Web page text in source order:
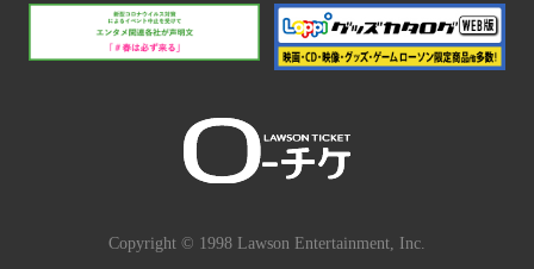
Copyright © 1998 Lawson Entertainment, Inc.